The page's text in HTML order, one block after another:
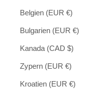
Belgien (EUR €)
Bulgarien (EUR €)
Kanada (CAD $)
Zypern (EUR €)
Kroatien (EUR €)